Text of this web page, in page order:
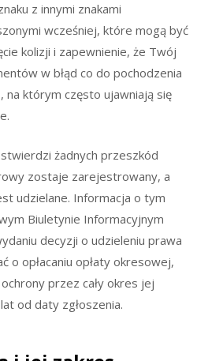
z innymi znakami
wcześniej, które mogą być
kolizji i zapewnienie, że Twój
w błąd co do pochodzenia
na którym często ujawniają się
żadnych przeszkód
zostaje zarejestrowany, a
udzielane. Informacja o tym
Biuletynie Informacyjnym
decyzji o udzieleniu prawa
o opłacaniu opłaty okresowej,
przez cały okres jej
od daty zgłoszenia.